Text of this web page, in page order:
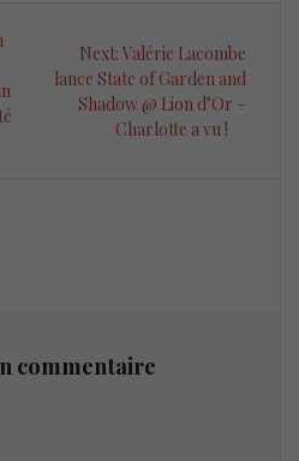
Next: Next
post:
Valérie Lacombe
lance State of Garden and
Shadow @ Lion d’Or –
Charlotte a vu !
commentaire